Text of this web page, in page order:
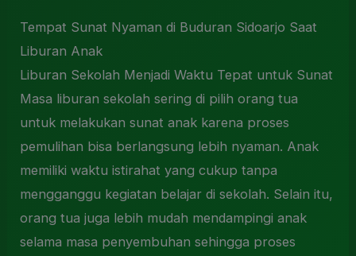
Tempat Sunat Nyaman di Buduran Sidoarjo Saat
Liburan Anak
Liburan Sekolah Menjadi Waktu Tepat untuk Sunat
Masa liburan sekolah sering di pilih orang tua
untuk melakukan sunat anak karena proses
pemulihan bisa berlangsung lebih nyaman. Anak
memiliki waktu istirahat yang cukup tanpa
mengganggu kegiatan belajar di sekolah. Selain itu,
orang tua juga lebih mudah mendampingi anak
selama masa penyembuhan sehingga proses